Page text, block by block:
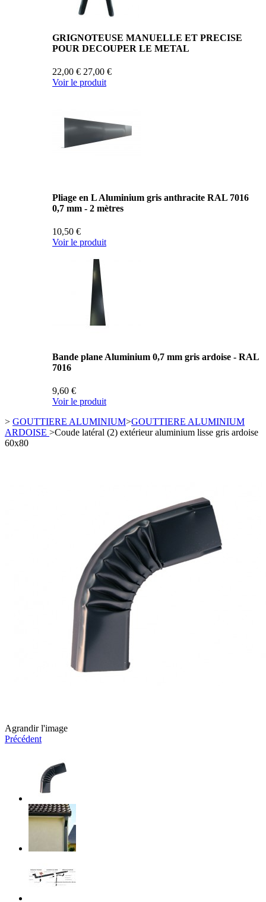
GRIGNOTEUSE MANUELLE ET PRECISE
POUR DECOUPER LE METAL
22,00 € 27,00 €
Voir le produit
Pliage en L Aluminium gris anthracite RAL 7016
0,7 mm - 2 mètres
10,50 €
Voir le produit
Bande plane Aluminium 0,7 mm gris ardoise - RAL
7016
9,60 €
Voir le produit
> GOUTTIERE ALUMINIUM>GOUTTIERE ALUMINIUM
ARDOISE >Coude latéral (2) extérieur aluminium lisse gris ardoise
60x80
Agrandir l'image
Précédent